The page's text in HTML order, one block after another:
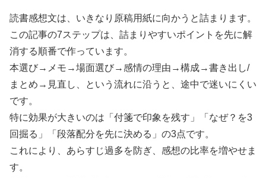
読書感想文は、いきなり原稿用紙に向かうと詰まります。
この記事の7ステップは、詰まりやすいポイントを先に解
消する順番で作っています。
本選び→メモ→場面選び→感情の理由→構成→書き出し/
まとめ→見直し、という流れに沿うと、途中で迷いにくい
です。
特に効果が大きいのは「付箋で印象を残す」「なぜ？を3
回掘る」「段落配分を先に決める」の3点です。
これにより、あらすじ過多を防ぎ、感想の比率を増やせま
す。